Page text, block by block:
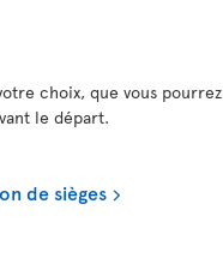
choix, que vous pourrez
le départ.
de sièges